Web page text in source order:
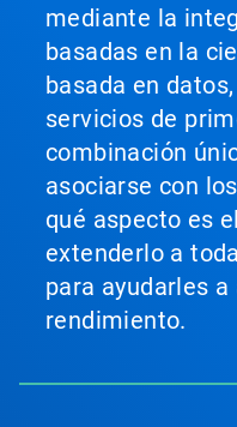
mediante la
basadas en la
basada en
servicios de
combinación
asociarse con
qué aspecto es
extenderlo a
para ayudarles
rendimiento.